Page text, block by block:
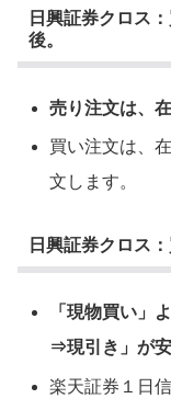
日興証券クロス
後。
売り注文は、
買い注文は、
文します。
日興証券クロス
「現物買い」
⇒現引き」が
楽天証券１日